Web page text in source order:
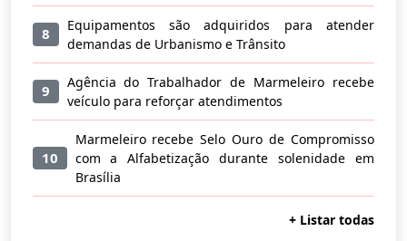
8
Equipamentos são adquiridos para atender
demandas de Urbanismo e Trânsito
9
Agência do Trabalhador de Marmeleiro recebe
veículo para reforçar atendimentos
10
Marmeleiro recebe Selo Ouro de Compromisso
com a Alfabetização durante solenidade em
Brasília
+ Listar todas